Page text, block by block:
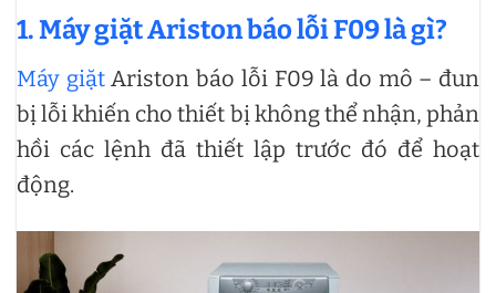
1. Máy giặt Ariston báo lỗi F09 là gì?
Máy giặtAriston báo lỗi F09 là do mô – đun
bị lỗi khiến cho thiết bị không thể nhận, phản
hồi các lệnh đã thiết lập trước đó để hoạt
động.